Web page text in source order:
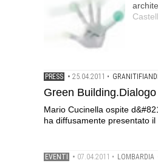
PRESS • 25.04.2011 •
Green
Mario Cucinella ospite
ha diffusamente presentato
EVENTI • 07.04.2011 • LOMBARDIA